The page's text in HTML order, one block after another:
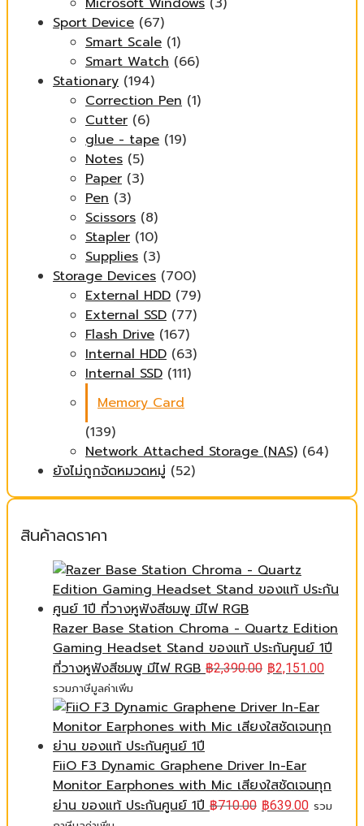
Sport Device (67)
Smart Scale (1)
Smart Watch (66)
Stationary (194)
Correction Pen (1)
Cutter (6)
glue - tape (19)
Notes (5)
Paper (3)
Pen (3)
Scissors (8)
Stapler (10)
Supplies (3)
Storage Devices (700)
External HDD (79)
External SSD (77)
Flash Drive (167)
Internal HDD (63)
Internal SSD (111)
Memory Card
(139)
Network Attached Storage (NAS) (64)
ยังไม่ถูกจัดหมวดหมู่ (52)
สินค้าลดราคา
Razer Base Station Chroma - Quartz Edition
Gaming Headset Stand ของแท้ ประกันศูนย์ 1ปี
ที่วางหูฟังสีชมพู มีไฟ RGB ฿2,390.00 ฿2,151.00
รวมภาษีมูลค่าเพิ่ม
FiiO F3 Dynamic Graphene Driver In-Ear
Monitor Earphones with Mic เสียงใสชัดเจนทุก
ย่าน ของแท้ ประกันศูนย์ 1ปี ฿710.00 ฿639.00 รวม